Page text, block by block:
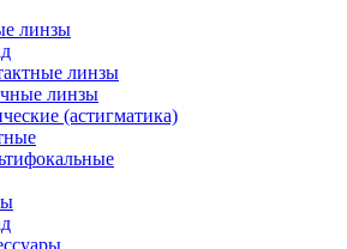
линзы
линзы
линзы
(астигматика)